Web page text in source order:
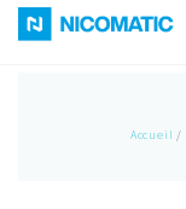
Accueil /